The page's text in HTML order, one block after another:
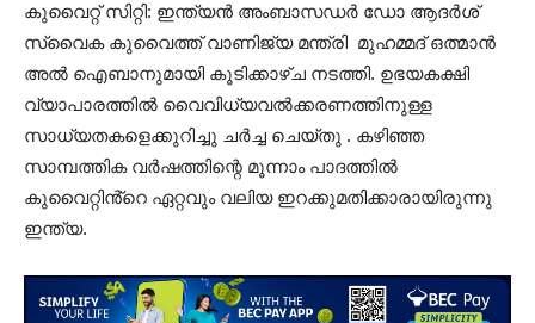
കുവൈറ്റ് സിറ്റി: ഇന്ത്യൻ അംബാസഡർ ഡോ ആദർശ്
സ്വൈക കുവൈത്ത് വാണിജ്യ മന്ത്രി മുഹമ്മദ് ഒത്മാൻ
അൽ ഐബാനുമായി കൂടിക്കാഴ്ച നടത്തി. ഉഭയകക്ഷി
വ്യാപാരത്തിൽ വൈവിധ്യവൽക്കരണത്തിനുള്ള
സാധ്യതകളെക്കുറിച്ചു ചർച്ച ചെയ്തു . കഴിഞ്ഞ
സാമ്പത്തിക വർഷത്തിന്റെ മൂന്നാം പാദത്തിൽ
കുവൈറ്റിൻ്റെ ഏറ്റവും വലിയ ഇറക്കുമതിക്കാരായിരുന്നു
ഇന്ത്യ.